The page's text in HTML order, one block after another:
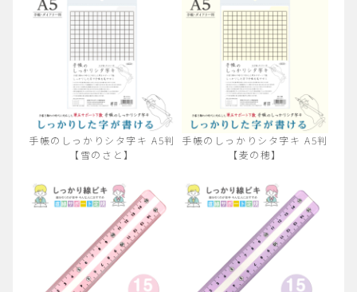
手帳のしっかりシタ字キ A5判
【雪のさと】
手帳のしっかりシタ字キ A5判
【麦の穂】